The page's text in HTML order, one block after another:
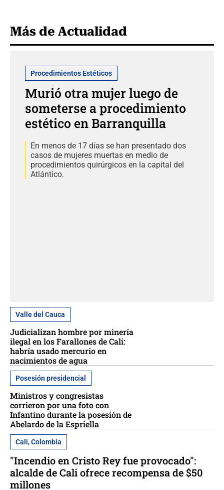
Más de Actualidad
Procedimientos Estéticos
Murió otra mujer luego de
someterse a procedimiento
estético en Barranquilla
En menos de 17 días se han presentado dos
casos de mujeres muertas en medio de
procedimientos quirúrgicos en la capital del
Atlántico.
Valle del Cauca
Judicializan hombre por minería
ilegal en los Farallones de Cali:
habría usado mercurio en
nacimientos de agua
Posesión presidencial
Ministros y congresistas
corrieron por una foto con
Infantino durante la posesión de
Abelardo de la Espriella
Cali, Colombia
"Incendio en Cristo Rey fue provocado":
alcalde de Cali ofrece recompensa de $50
millones